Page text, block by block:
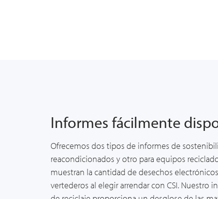
Informes fácilmente
Ofrecemos dos tipos de informes de
reacondicionados y otro para equipos
muestran la cantidad de desechos
vertederos al elegir arrendar con CSI. Nuestro